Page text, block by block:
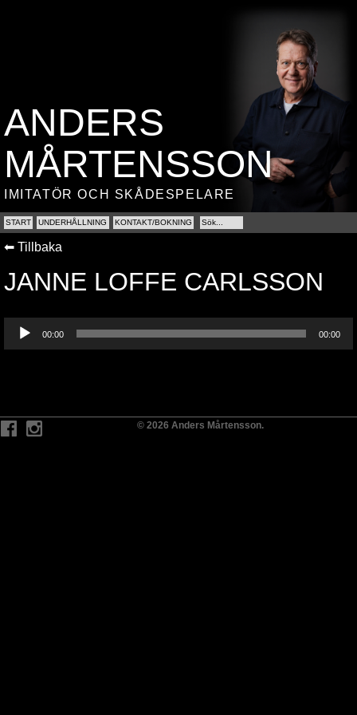
ANDERS
MÅRTENSSON
IMITATÖR OCH SKÅDESPELARE
START UNDERHÅLLNING KONTAKT/BOKNING
⬅ Tillbaka︎
JANNE LOFFE CARLSSON
Ljudspelare
00:00 00:00
© 2026 Anders Mårtensson.